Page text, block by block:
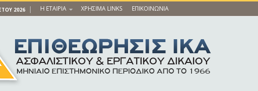
2026 Η ΕΤΑΙΡΙΑ ΧΡΗΣΙΜΑ LINKS ΕΠΙΚΟΙΝΩΝΙΑ